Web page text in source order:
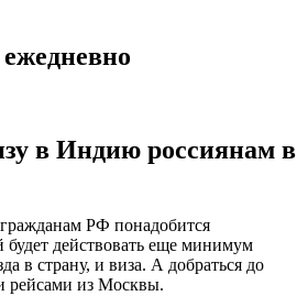
в Индию россиянам в
РФ понадобится
будет действовать еще минимум
в страну, и виза. А добраться до
из Москвы.